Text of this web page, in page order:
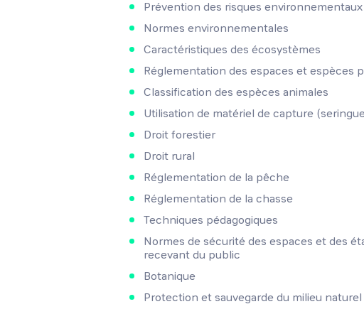
Prévention des risques environnementaux
Normes environnementales
Caractéristiques des écosystèmes
Réglementation des espaces et espèces
Classification des espèces animales
Utilisation de matériel de capture
Droit forestier
Droit rural
Réglementation de la pêche
Réglementation de la chasse
Techniques pédagogiques
Normes de sécurité des espaces et des
recevant du public
Botanique
Protection et sauvegarde du milieu naturel